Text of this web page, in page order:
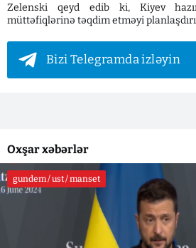
Zelenski qeyd edib ki, Kiyev
müttəfiqlərinə təqdim etməyi
Bizi Telegramda izləyin
Oxşar xəbərlər
gundem / ust / manset